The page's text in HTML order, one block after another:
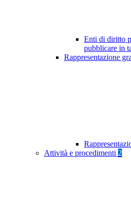
Enti di diritto
pubblicare in
Rappresentazione
Attività e procedimenti 2